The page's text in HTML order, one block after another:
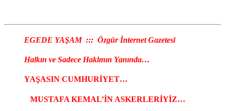
EGEDE YAŞAM ::: Özgür İnternet Gazetesi
Halkın ve Sadece Haklının Yanında…
YAŞASIN CUMHURİYET…
MUSTAFA KEMAL’İN ASKERLERİYİZ…